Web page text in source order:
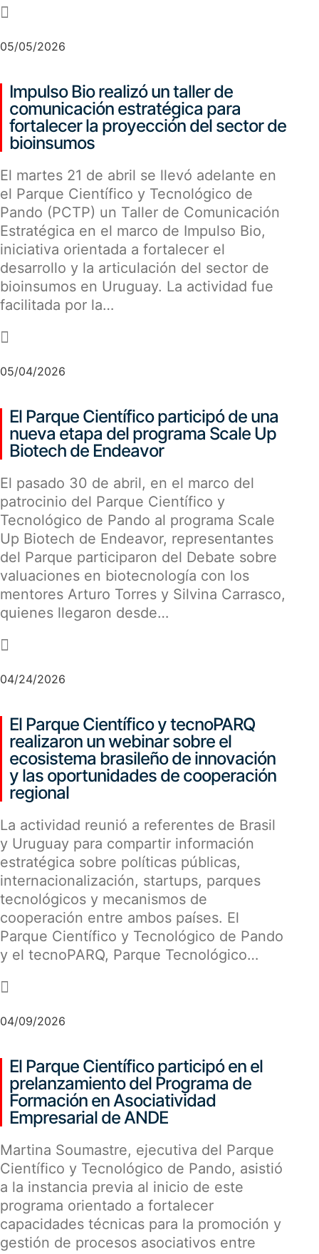
05/05/2026
Impulso Bio realizó un taller de
comunicación estratégica para
fortalecer la proyección del sector de
bioinsumos
El martes 21 de abril se llevó adelante en
el Parque Científico y Tecnológico de
Pando (PCTP) un Taller de Comunicación
Estratégica en el marco de Impulso Bio,
iniciativa orientada a fortalecer el
desarrollo y la articulación del sector de
bioinsumos en Uruguay. La actividad fue
facilitada por la…
05/04/2026
El Parque Científico participó de una
nueva etapa del programa Scale Up
Biotech de Endeavor
El pasado 30 de abril, en el marco del
patrocinio del Parque Científico y
Tecnológico de Pando al programa Scale
Up Biotech de Endeavor, representantes
del Parque participaron del Debate sobre
valuaciones en biotecnología con los
mentores Arturo Torres y Silvina Carrasco,
quienes llegaron desde…
04/24/2026
El Parque Científico y tecnoPARQ
realizaron un webinar sobre el
ecosistema brasileño de innovación
y las oportunidades de cooperación
regional
La actividad reunió a referentes de Brasil
y Uruguay para compartir información
estratégica sobre políticas públicas,
internacionalización, startups, parques
tecnológicos y mecanismos de
cooperación entre ambos países. El
Parque Científico y Tecnológico de Pando
y el tecnoPARQ, Parque Tecnológico…
04/09/2026
El Parque Científico participó en el
prelanzamiento del Programa de
Formación en Asociatividad
Empresarial de ANDE
Martina Soumastre, ejecutiva del Parque
Científico y Tecnológico de Pando, asistió
a la instancia previa al inicio de este
programa orientado a fortalecer
capacidades técnicas para la promoción y
gestión de procesos asociativos entre